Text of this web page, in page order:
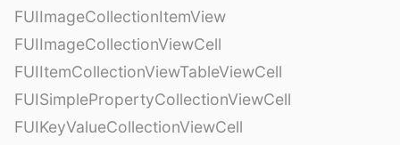
FUIImageCollectionItemView
FUIImageCollectionViewCell
FUIItemCollectionViewTableViewCell
FUISimplePropertyCollectionViewCell
FUIKeyValueCollectionViewCell